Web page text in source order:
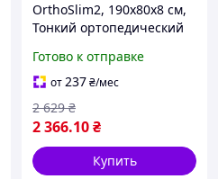
OrthoSlim2, 190х80х8 см,
Тонкий ортопедический
футон, топер)
Готово к отправке
от237₴/мес
2 366.10₴
2 629 ₴
Купить